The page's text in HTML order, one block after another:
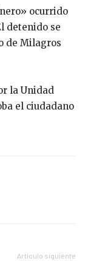
ocurrido
detenido se
de Milagros
la Unidad
el ciudadano
Artículo siguiente